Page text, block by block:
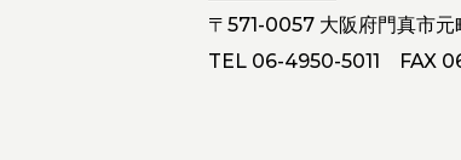
〒571-0057 大阪府門真市
TEL 06-4950-5011 FAX